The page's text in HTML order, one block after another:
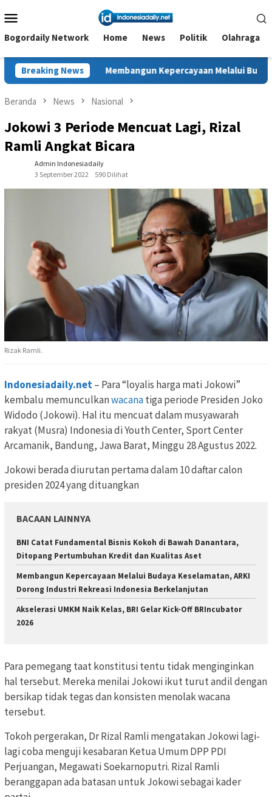
ke
kontenMobile
Bogordaily Network Home News Politik Olahraga
Breaking News
Membangun Kepercayaan Melalui Budaya Keselamatan,
Beranda News Nasional
Jokowi 3 Periode Mencuat Lagi, Rizal
Ramli Angkat Bicara
Admin Indonesiadaily
3 September 2022
590 Dilihat
Rizak Ramli.
Indonesiadaily.net– Para “loyalis harga mati Jokowi”
kembalu memunculkanwacanatiga periode Presiden Joko
Widodo (Jokowi). Hal itu mencuat dalam musyawarah
rakyat (Musra) Indonesia di Youth Center, Sport Center
Arcamanik, Bandung, Jawa Barat, Minggu 28 Agustus 2022.
Jokowi berada diurutan pertama dalam 10 daftar calon
presiden 2024 yang dituangkan
BACAAN LAINNYA
BNI Catat Fundamental Bisnis Kokoh di Bawah Danantara,
Ditopang Pertumbuhan Kredit dan Kualitas Aset
Membangun Kepercayaan Melalui Budaya Keselamatan, ARKI
Dorong Industri Rekreasi Indonesia Berkelanjutan
Akselerasi UMKM Naik Kelas, BRI Gelar Kick-Off BRIncubator
2026
Para pemegang taat konstitusi tentu tidak menginginkan
hal tersebut. Mereka menilai Jokowi ikut turut andil dengan
bersikap tidak tegas dan konsisten menolak wacana
tersebut.
Tokoh pergerakan, Dr Rizal Ramli mengatakan Jokowi lagi-
lagi coba menguji kesabaran Ketua Umum DPP PDI
Perjuangan, Megawati Soekarnoputri. Rizal Ramli
beranggapan ada batasan untuk Jokowi sebagai kader